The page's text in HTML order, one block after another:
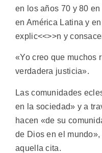
en los años 70 y 80
en América Latina y
explic<<>>n y
«Yo creo que muchos
verdadera justicia».
Las comunidades
en la sociedad» y a
hacen «de su
de Dios en el
aquella cita.